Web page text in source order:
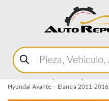
Buscar
productos
Hyundai Avante – Elantra 2011-2016